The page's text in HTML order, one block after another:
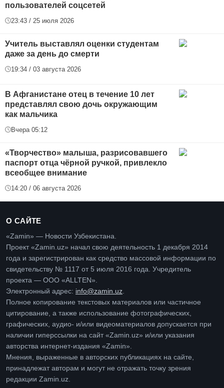
пользователей соцсетей
23:43 / 25 июля 2026
Учитель выставлял оценки студентам
даже за день до смерти
19:34 / 03 августа 2026
В Афганистане отец в течение 10 лет
представлял свою дочь окружающим
как мальчика
Вчера 05:12
«Творчество» малыша, разрисовавшего
паспорт отца чёрной ручкой, привлекло
всеобщее внимание
14:20 / 06 августа 2026
О САЙТЕ
«Zamin» — Новости Узбекистана.
Проект «Zamin.uz» начал свою деятельность 1 декабря 2014
года и зарегистрирован как средство массовой информации по
свидетельству № 1117 от 5 июля 2016 года. Учредитель
проекта — ООО «ALLTEN».
Электронный адрес: info@zamin.uz
Полное копирование текстовых материалов или частичное
цитирование, а также использование фотографических,
графических, аудио- и/или видеоматериалов допускается при
наличии гиперссылки на сайт «Zamin.uz» и/или указания
авторства интернет-издания «Zamin».
Мнения, выраженные в авторских публикациях на сайте,
принадлежат авторам и могут не отражать точку зрения
редакции Zamin.uz.